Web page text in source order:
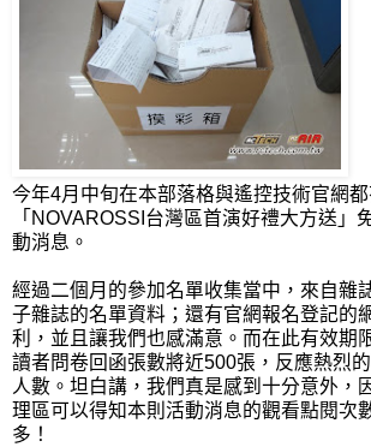
今年4月中旬在本部落格與遙控技術官網都
「NOVAROSSI台灣區首演好禮大方送」
動消息。
經過二個月的參加名單收集當中，來自雜
子雜誌的名單資料；還有官網報名登記的
利，並且讓我們也感滿意。而在此有效期
讀者問卷回函張數將近500張，反應熱烈
人數。坦白講，我們真是感到十分意外，
理區可以得知本則活動消息的觀看點閱次
多！